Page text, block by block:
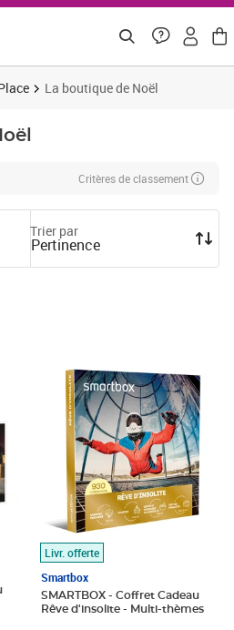
La boutique de Noël
Critères de classement
Trier par
Pertinence
Livr. offerte
Smartbox
SMARTBOX - Coffret Cadeau
Rêve d'insolite - Multi-thèmes
Prix 83,25€ HT